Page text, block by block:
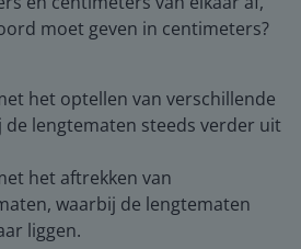
moet geven in centimeters?
het optellen van verschillende
lengtematen steeds verder uit
het aftrekken van
waarbij de lengtematen
liggen.